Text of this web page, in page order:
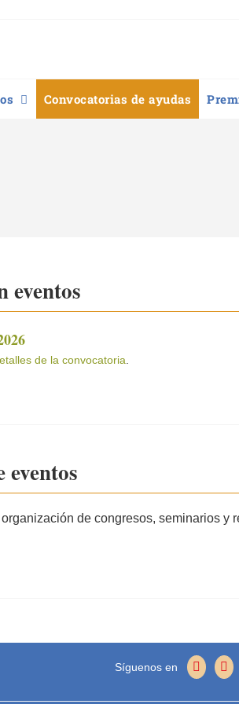
Convocatorias de ayudas
eventos
de la convocatoria
de congresos, seminarios
Síguenos en